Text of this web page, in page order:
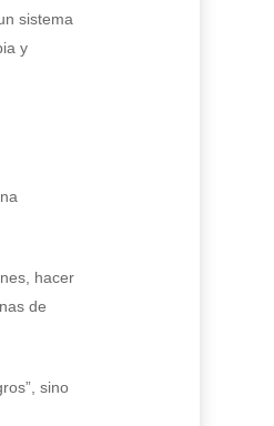
sistema
y
hacer
de
sino